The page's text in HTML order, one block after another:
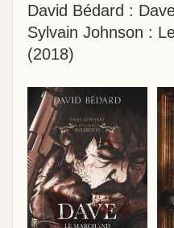
David Bédard :
Sylvain Johnson :
(2018)